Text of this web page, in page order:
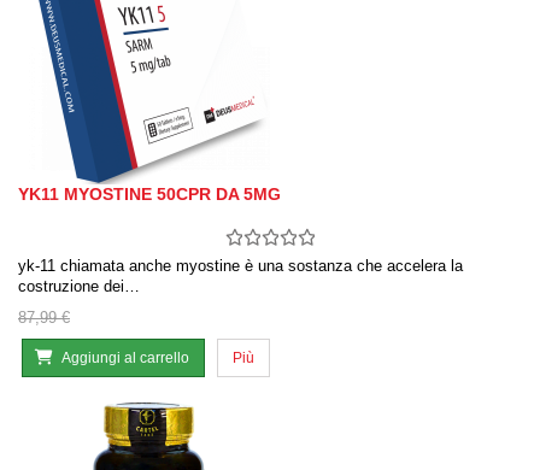
YK11 MYOSTINE 50CPR DA 5MG
yk-11 chiamata anche myostine è una sostanza che accelera la
costruzione dei…
87,99 €
Aggiungi al carrello Più